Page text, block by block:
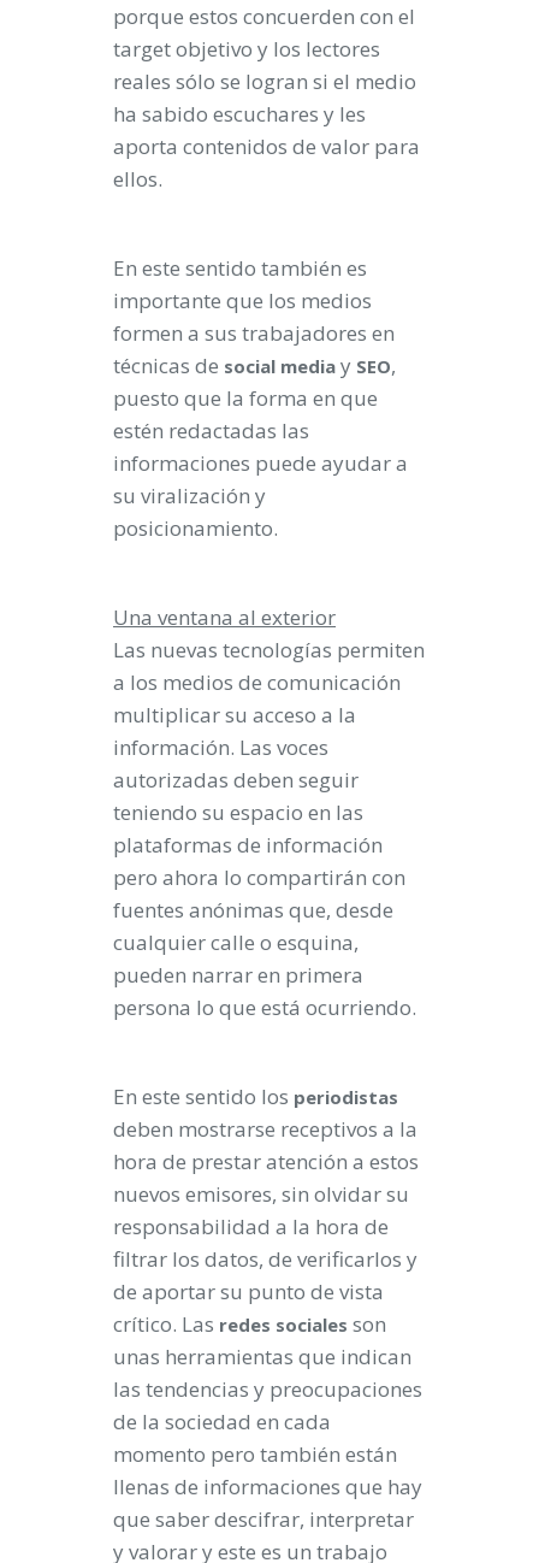
porque estos concuerden con el
target objetivo y los lectores
reales sólo se logran si el medio
ha sabido escuchares y les
aporta contenidos de valor para
ellos.
En este sentido también es
importante que los medios
formen a sus trabajadores en
técnicas de social media y SEO,
puesto que la forma en que
estén redactadas las
informaciones puede ayudar a
su viralización y
posicionamiento.
Una ventana al exterior
Las nuevas tecnologías permiten
a los medios de comunicación
multiplicar su acceso a la
información. Las voces
autorizadas deben seguir
teniendo su espacio en las
plataformas de información
pero ahora lo compartirán con
fuentes anónimas que, desde
cualquier calle o esquina,
pueden narrar en primera
persona lo que está ocurriendo.
En este sentido los periodistas
deben mostrarse receptivos a la
hora de prestar atención a estos
nuevos emisores, sin olvidar su
responsabilidad a la hora de
filtrar los datos, de verificarlos y
de aportar su punto de vista
crítico. Las redes sociales son
unas herramientas que indican
las tendencias y preocupaciones
de la sociedad en cada
momento pero también están
llenas de informaciones que hay
que saber descifrar, interpretar
y valorar y este es un trabajo